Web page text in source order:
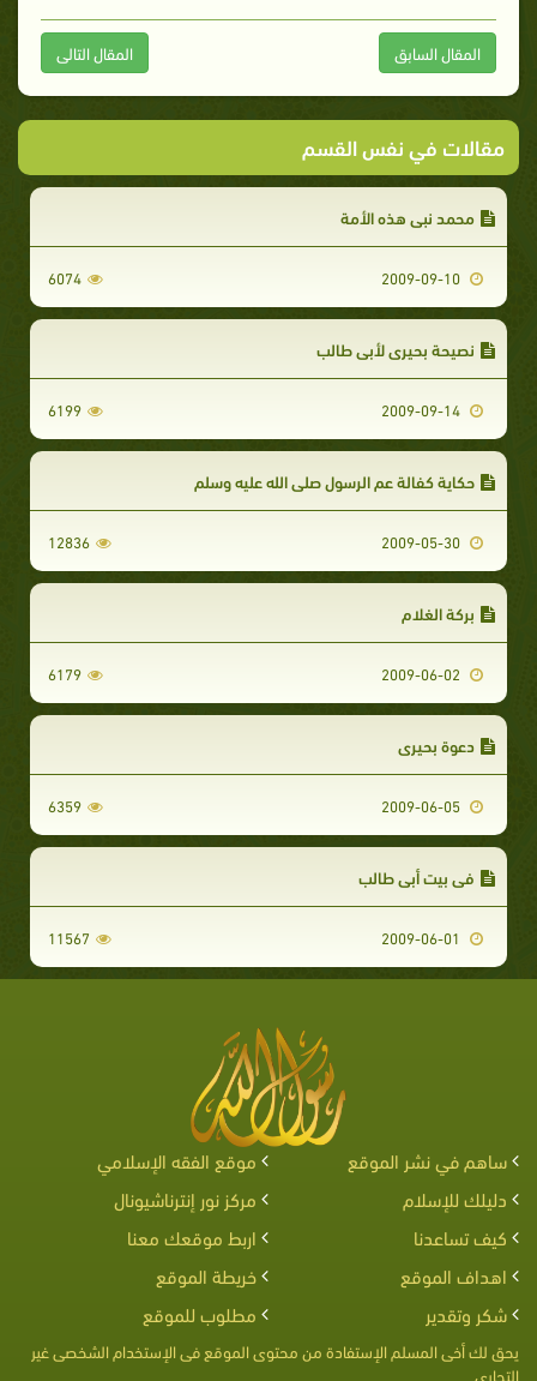
المقال السابق المقال التالى
مقالات في نفس القسم
محمد نبي هذه الأمة
6074
نصيحة بحيرى لأبي طالب
6199
حكاية كفالة عم الرسول صلى الله عليه وسلم
12836
بركة الغلام
6179
دعوة بحيرى
6359
فى بيت أبي طالب
11567
ساهم في نشر الموقع
موقع الفقه الإسلامي
دليلك للإسلام
مركز نور إنترناشيونال
كيف تساعدنا
اربط موقعك معنا
اهداف الموقع
خريطة الموقع
شكر وتقدير
مطلوب للموقع
يحق لك أخى المسلم الإستفادة من محتوى الموقع فى الإستخدام الشخصى غير
التجارى